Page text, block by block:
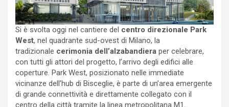
Si è svolta oggi nel cantiere del centro direzionale Park
West, nel quadrante sud-ovest di Milano, la
tradizionale cerimonia dell’alzabandiera per celebrare,
con tutti gli attori del progetto, l’arrivo degli edifici alle
coperture. Park West, posizionato nelle immediate
vicinanze dell’hub di Bisceglie, è parte di un’area emergente
di grande connettività e direttamente collegato con il
centro della città tramite la linea metropolitana M1.